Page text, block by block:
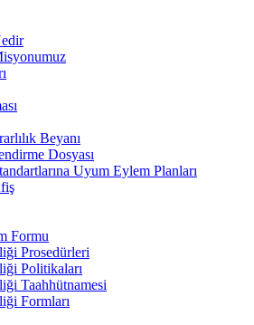
Beyanı
Dosyası
Uyum Eylem Planları
Formu
Prosedürleri
Politikaları
Taahhütnamesi
Formları